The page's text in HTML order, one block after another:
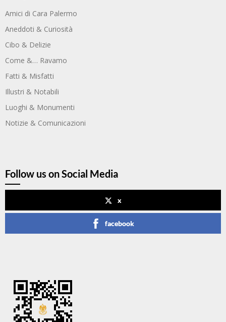
Amici di Cara Palermo
Aneddoti & Curiosità
Cibo & Delizie
Come &… Ravamo
Fatti & Misfatti
Illustri & Notabili
Luoghi & Monumenti
Notizie & Comunicazioni
Follow us on Social Media
x
facebook